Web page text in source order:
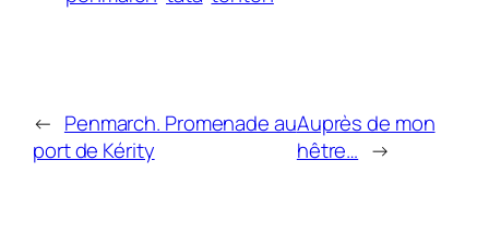
← Penmarch. Promenade au
port de Kérity
Auprès de mon
hêtre… →